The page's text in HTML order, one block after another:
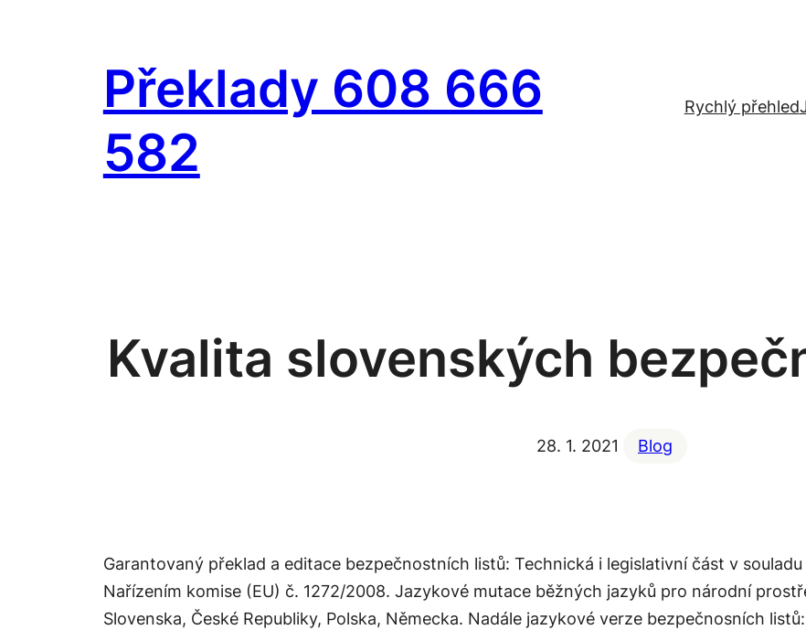
obsahPřeklady 608 666
582
Rychlý přehled
Kvalita slovenských
28. 1. 2021 Blog
Garantovaný překlad a editace bezpečnostních listů: Technická i legislativní část v souladu
Nařízením komise (EU) č. 1272/2008. Jazykové mutace běžných jazyků pro národní
Slovenska, České Republiky, Polska, Německa. Nadále jazykové verze bezpečnosních listů: